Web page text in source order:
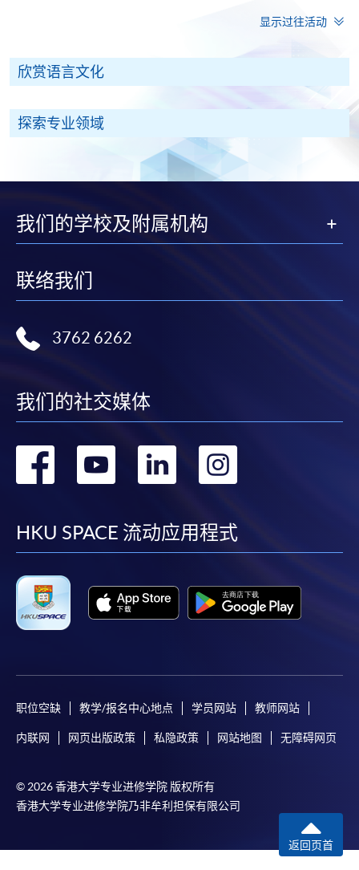
显示过往活动
欣赏语言文化
探索专业领域
我们的学校及附属机构
联络我们
3762 6262
我们的社交媒体
转
facebook
转
youtube
转
linkedin
转
HKU SPACE 流动应用程式
职位空缺 教学/报名中心地点 学员网站 教师网站
内联网 网页出版政策 私隐政策 网站地图 无障碍网页
© 2026 香港大学专业进修学院 版权所有
香港大学专业进修学院乃非牟利担保有限公司
返回页首